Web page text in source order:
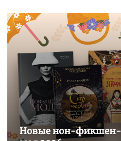
Новые нон-